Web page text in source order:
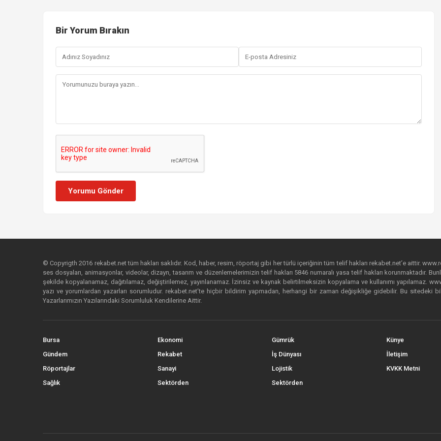
Bir Yorum Bırakın
Yorumu Gönder
© Copyrigth 2016 rekabet.net tüm hakları saklıdır. Kod, haber, resim, röportaj gibi her türlü içeriğinin tüm telif hakları rekabet.net’e aittir.
ses dosyaları, animasyonlar, videolar, dizayn, tasarım ve düzenlemelerimizin telif hakları 5846 numaralı yasa telif hakları korunmaktadır.
şekilde kopyalanamaz, dağıtılamaz, değiştirilemez, yayınlanamaz. İzinsiz ve kaynak belirtilmeksizin kopyalama ve kullanımı yapılamaz.
yazı ve yorumlardan yazarları sorumludur. rekabet.net’te hiçbir bildirim yapmadan, herhangi bir zaman değişikliğe gidebilir. Bu sitedeki
Yazarlarımızın Yazılarındaki Sorumluluk Kendilerine Aittir.
Bursa
Gündem
Röportajlar
Sağlık
Ekonomi
Rekabet
Sanayi
Sektörden
Gümrük
İş Dünyası
Lojistik
Sektörden
Künye
İletişim
KVKK Metni